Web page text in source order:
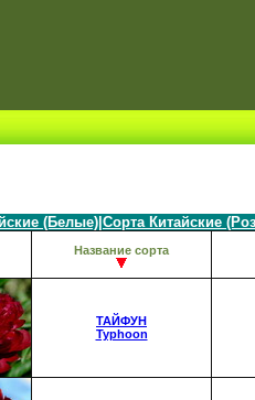
(Белые) Сорта Китайские
Название сорта
ТАЙФУН
Typhoon